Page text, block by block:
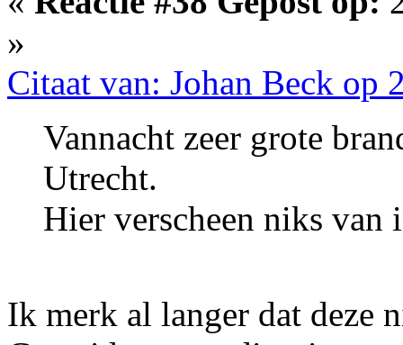
»
Citaat van: Johan Beck op
Vannacht zeer grote
Utrecht.
Hier verscheen niks van
Ik merk al langer dat deze